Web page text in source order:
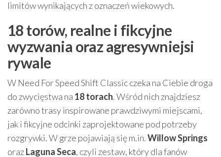
limitów wynikających z oznaczeń wiekowych.
18 torów, realne i fikcyjne
wyzwania oraz agresywniejsi
rywale
W Need For Speed Shift Classic czeka na Ciebie droga
do zwycięstwa na 18 torach. Wśród nich znajdziesz
zarówno trasy inspirowane prawdziwymi miejscami,
jak i fikcyjne odcinki zaprojektowane pod potrzeby
rozgrywki. W grze pojawiają się m.in.Willow Springs
orazLaguna Seca, czyli zestaw, który dla fanów